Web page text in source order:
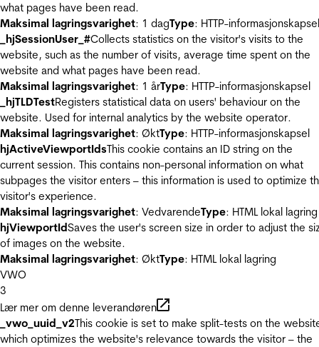
what pages have been read.
Maksimal lagringsvarighet: 1 dagType: HTTP-informasjonskapsel
_hjSessionUser_#Collects statistics on the visitor's visits to the
website, such as the number of visits, average time spent on the
website and what pages have been read.
Maksimal lagringsvarighet: 1 årType: HTTP-informasjonskapsel
_hjTLDTestRegisters statistical data on users' behaviour on the
website. Used for internal analytics by the website operator.
Maksimal lagringsvarighet: ØktType: HTTP-informasjonskapsel
hjActiveViewportIdsThis cookie contains an ID string on the
current session. This contains non-personal information on what
subpages the visitor enters – this information is used to optimize
visitor's experience.
Maksimal lagringsvarighet: VedvarendeType: HTML lokal lagring
hjViewportIdSaves the user's screen size in order to adjust the
of images on the website.
Maksimal lagringsvarighet: ØktType: HTML lokal lagring
VWO
3
Lær mer om denne leverandøren
_vwo_uuid_v2This cookie is set to make split-tests on the
which optimizes the website's relevance towards the visitor – the